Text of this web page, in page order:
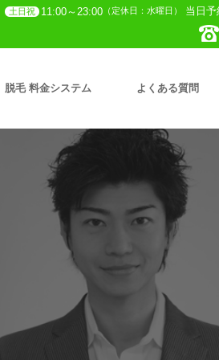
土日祝 11:00～23:00 （定休日：水曜日） 当日
脱毛 料金システム よくある質問